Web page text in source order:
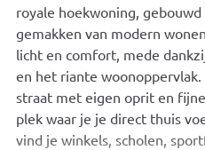
royale hoekwoning,
gemakken van modern
licht en comfort, mede
en het riante
straat met eigen oprit en
plek waar je je direct thuis
vind je winkels, scholen,